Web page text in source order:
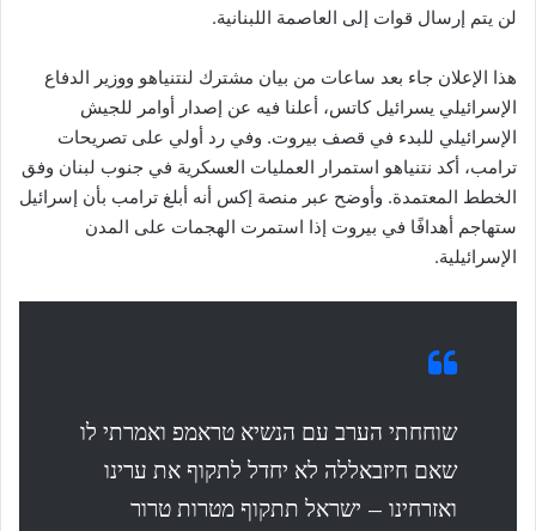
لن يتم إرسال قوات إلى العاصمة اللبنانية.
هذا الإعلان جاء بعد ساعات من بيان مشترك لنتنياهو ووزير الدفاع
الإسرائيلي يسرائيل كاتس، أعلنا فيه عن إصدار أوامر للجيش
الإسرائيلي للبدء في قصف بيروت. وفي رد أولي على تصريحات
ترامب، أكد نتنياهو استمرار العمليات العسكرية في جنوب لبنان وفق
الخطط المعتمدة. وأوضح عبر منصة إكس أنه أبلغ ترامب بأن إسرائيل
ستهاجم أهدافًا في بيروت إذا استمرت الهجمات على المدن
الإسرائيلية.
שוחחתי הערב עם הנשיא טראמפ ואמרתי לו
שאם חיזבאללה לא יחדל לתקוף את ערינו
ואזרחינו – ישראל תתקוף מטרות טרור